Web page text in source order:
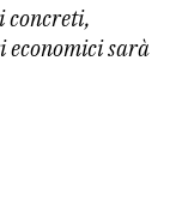
concreti,
sarà